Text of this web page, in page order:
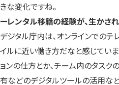
きな変化ですね。
ーレンタル移籍の経験が、生かさ
デジタル庁内は、オンラインでのテ
イルに近い働き方だなと感じていま
ョンの仕方とか、チーム内のタス
有などのデジタルツールの活用な